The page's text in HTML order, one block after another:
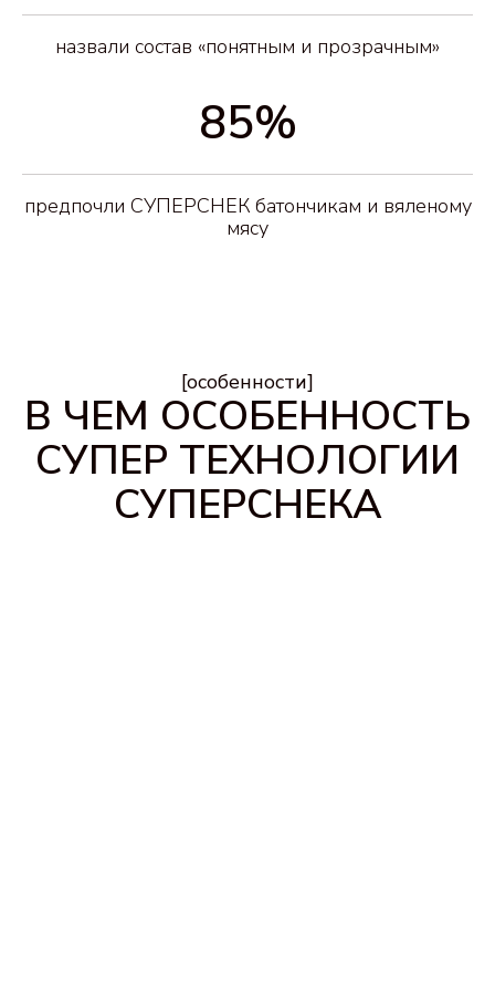
назвали состав «понятным и прозрачным»
85%
предпочли СУПЕРСНЕК батончикам и вяленому
мясу